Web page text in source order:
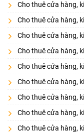
Cho thuê cửa hàng,
Cho thuê cửa hàng,
Cho thuê cửa hàng,
Cho thuê cửa hàng,
Cho thuê cửa hàng,
Cho thuê cửa hàng,
Cho thuê cửa hàng,
Cho thuê cửa hàng,
Cho thuê cửa hàng,